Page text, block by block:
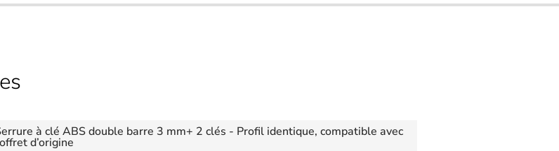
à clé ABS double barre 3 mm+ 2 clés - Profil identique, compatible avec
d’origine